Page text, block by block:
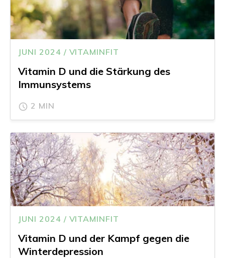
JUNI 2024 / VITAMINFIT
Vitamin D und die Stärkung des
Immunsystems
2 MIN
JUNI 2024 / VITAMINFIT
Vitamin D und der Kampf gegen die
Winterdepression